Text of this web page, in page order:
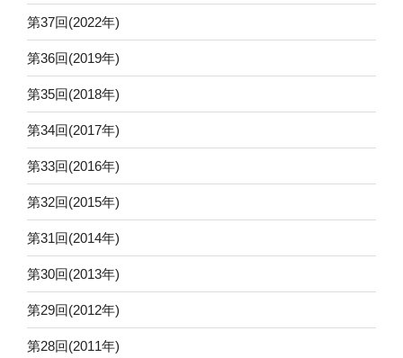
第37回(2022年)
第36回(2019年)
第35回(2018年)
第34回(2017年)
第33回(2016年)
第32回(2015年)
第31回(2014年)
第30回(2013年)
第29回(2012年)
第28回(2011年)